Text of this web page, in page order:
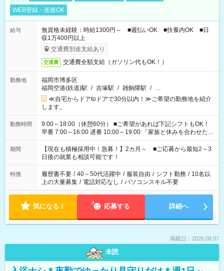
WEB登録・面接OK
給与
無資格未経験：時給1300円～ ■週払いOK ■扶養内OK ■日
収1万400円以上
交通費別途支給あり
交通費 交通費全額支給（ガソリン代もOK！）
勤務地
福岡市博多区
福岡空港(鉄道)駅 / 吉塚駅 / 雑餉隈駅 / …
≪自宅からドアtoドアで30分以内！≫ご希望の勤務地を紹介
します。
勤務時間
9:00～18:00（休憩60分） ■ご希望があれば下記シフトもOK！
早番 7:00～16:00 遅番 10:00～19:00 「家族と休みを合わせた
い」 「余裕を持って夕飯の準備がしたい」 「できれば残業はし
たくない」 など、ご希望を教えてくださいね。 ※Wワーク希望
の方へ 今ご覧のお仕事で希望する勤務時間と、もう1つのお仕事
の勤務時間。 合計で週40時間を超える場合は応募できません。
期間
【現在も積極採用中！急募！】2カ月～ ■ご応募から最短2～3
日後の就業も相談可能です！
特徴 履歴書不要 / 40～50代活躍中 / 服装自由 / シフト勤務 / 10名以
上の大量募集 / 電話対応なし / パソコンスキル不要
気になる！ 応募する 詳細へ
掲載日：2026.08.07
未読